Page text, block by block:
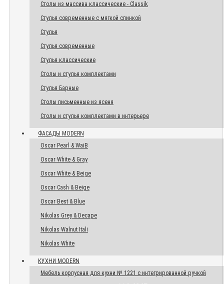
Столы из массива классические - Classik
Стулья современные с мягкой спинкой
Стулья
Стулья современные
Стулья классические
Столы и стулья комплектами
Стулья Барные
Столы письменные из ясеня
Столы и стулья комплектами в интерьере
ФАСАДЫ MODERN
Oscar Pearl & WaiB
Oscar White & Gray
Oscar White & Beige
Oscar Cash & Beige
Oscar Best & Blue
Nikolas Grey & Decape
Nikolas Walnut Itali
Nikolas White
КУХНИ MODERN
Мебель корпусная для кухни № 1221 с интегрированной ручкой